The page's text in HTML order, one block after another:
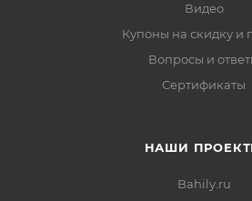
Видео
Купоны на скидку и
Вопросы и
Сертификаты
НАШИ
Bahily.ru